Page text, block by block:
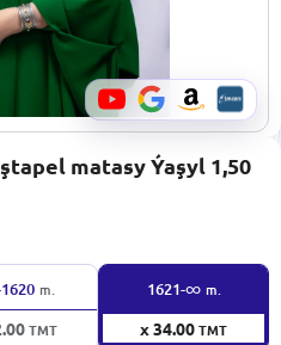
matasy Ýaşyl 1,50
m.
TMT
1621-∞ m.
x 34.00TMT